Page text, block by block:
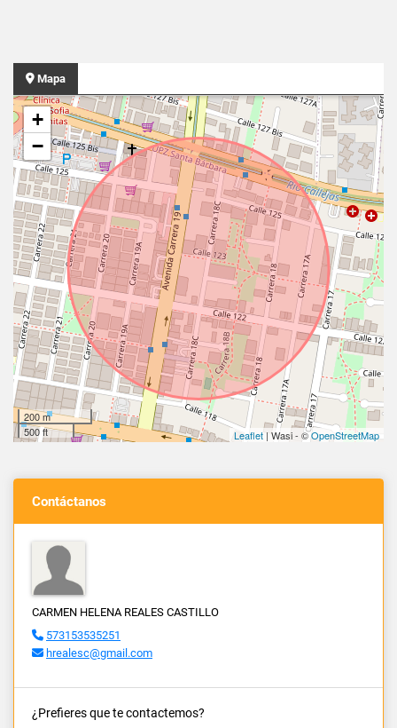
Mapa
+
−
200 m
500 ft
Leaflet | Wasi - ©OpenStreetMap
Contáctanos
CARMEN HELENA REALES CASTILLO
573153535251
hrealesc@gmail.com
¿Prefieres que te contactemos?